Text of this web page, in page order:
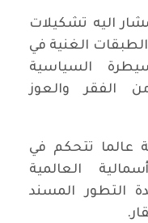
اليه تشكيلات
الغنية في
السياسية
الفقر والعوز
عالما تتحكم في
العالمية
التطور المسند